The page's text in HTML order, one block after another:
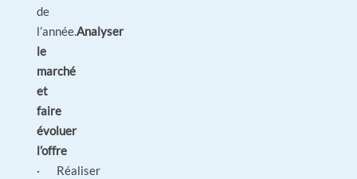
de
l’année.Analyser
le
marché
et
faire
évoluer
l’offre
· Réaliser